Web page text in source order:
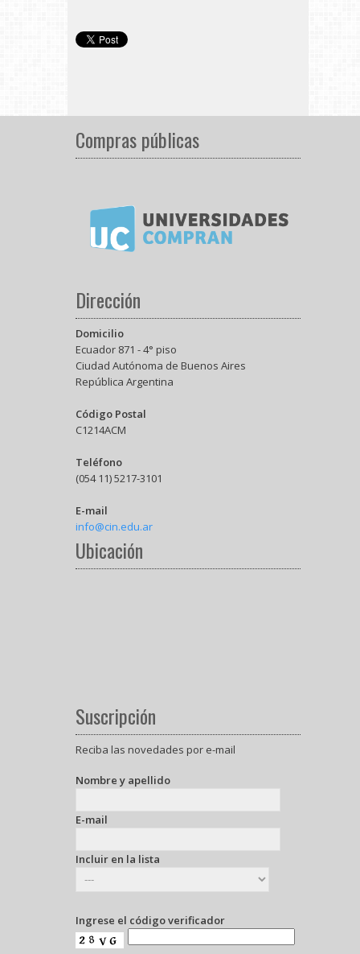
Compras públicas
Dirección
Domicilio
Ecuador 871 - 4° piso
Ciudad Autónoma de Buenos Aires
República Argentina
Código Postal
C1214ACM
Teléfono
(054 11) 5217-3101
E-mail
info@cin.edu.ar
Ubicación
Suscripción
Reciba las novedades por e-mail
Nombre y apellido
E-mail
Incluir en la lista
Ingrese el código verificador